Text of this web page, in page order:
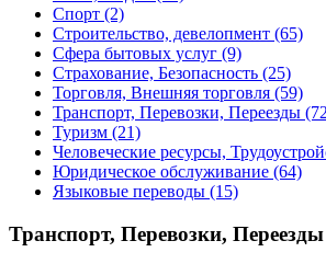
Спорт (2)
Строительство, девелопмент (65)
Сфера бытовых услуг (9)
Страхование, Безопасность (25)
Торговля, Внешняя торговля (59)
Транспорт, Перевозки, Переезды
Туризм (21)
Человеческие ресурсы,
Юридическое обслуживание (64)
Языковые переводы (15)
Транспорт, Перевозки, Переезды